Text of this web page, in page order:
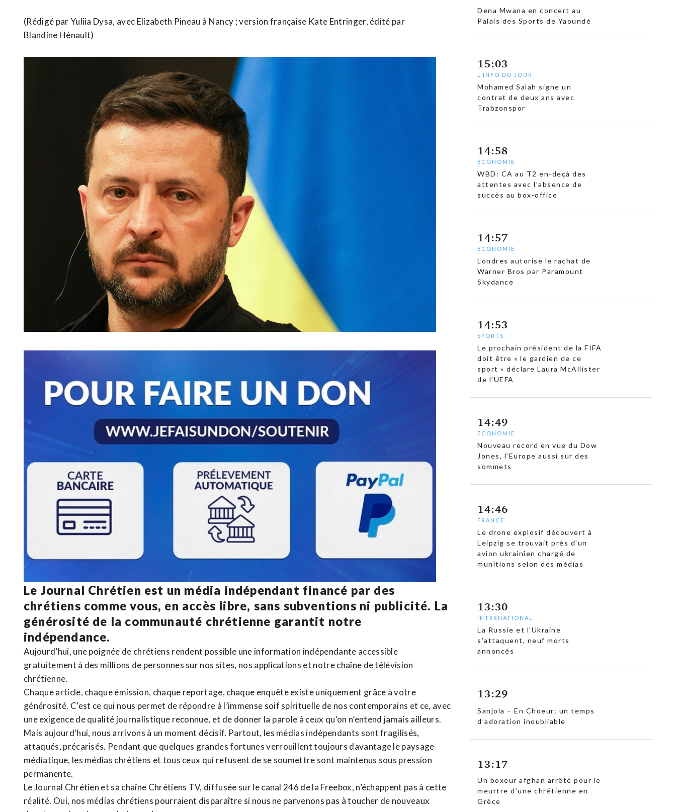
(Rédigé par Yuliia Dysa, avec Elizabeth Pineau à Nancy ; version française Kate Entringer, édité par
Blandine Hénault)
Le Journal Chrétien est un média indépendant financé par des
chrétiens comme vous, en accès libre, sans subventions ni publicité. La
générosité de la communauté chrétienne garantit notre
indépendance.
Aujourd’hui, une poignée de chrétiens rendent possible une information indépendante accessible
gratuitement à des millions de personnes sur nos sites, nos applications et notrechaîne de télévision
chrétienne.
Chaque article, chaque émission, chaque reportage, chaque enquête existe uniquement grâce à votre
générosité. C’est ce qui nous permet de répondre à l’immense soif spirituelle de nos contemporains et ce, avec
une exigence de qualité journalistique reconnue, et de donner la parole à ceux qu’on n’entend jamais ailleurs.
Mais aujourd’hui, nous arrivons à un moment décisif. Partout, les médias indépendants sont fragilisés,
attaqués, précarisés. Pendant que quelques grandes fortunes verrouillent toujours davantage le paysage
médiatique, les médias chrétiens et tous ceux qui refusent de se soumettre sont maintenus sous pression
permanente.
Le Journal Chrétien et sa chaîne Chrétiens TV, diffusée sur le canal 246 de la Freebox, n’échappent pas à cette
réalité. Oui, nos médias chrétiens pourraient disparaître si nous ne parvenons pas à toucher de nouveaux
Dena Mwana en concert au
Palais des Sports de Yaoundé
15:03
L'INFO DU JOUR
Mohamed Salah signe un
contrat de deux ans avec
Trabzonspor
14:58
ECONOMIE
WBD: CA au T2 en-deçà des
attentes avec l’absence de
succès au box-office
14:57
ECONOMIE
Londres autorise le rachat de
Warner Bros par Paramount
Skydance
14:53
SPORTS
Le prochain président de la FIFA
doit être « le gardien de ce
sport » déclare Laura McAllister
de l’UEFA
14:49
ECONOMIE
Nouveau record en vue du Dow
Jones, l’Europe aussi sur des
sommets
14:46
FRANCE
Le drone explosif découvert à
Leipzig se trouvait près d’un
avion ukrainien chargé de
munitions selon des médias
13:30
INTERNATIONAL
La Russie et l’Ukraine
s’attaquent, neuf morts
annoncés
13:29
Sanjola – En Choeur: un temps
d’adoration inoubliable
13:17
Un boxeur afghan arrêté pour le
meurtre d’une chrétienne en
Grèce